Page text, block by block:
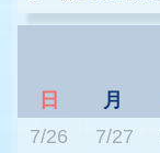
日 月
7/26
7/27